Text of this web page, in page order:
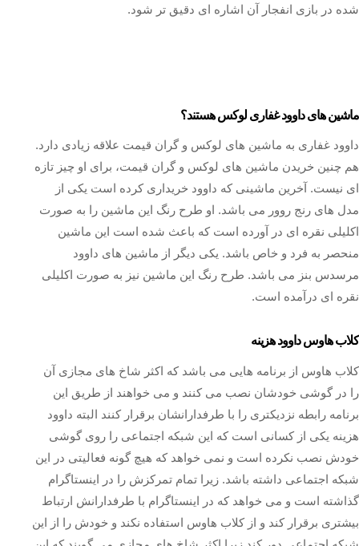
شده در بازی انفجار آن اشاره ای دقیق تر شود.
ماشین های داوود غفاری لوکس هستند؟
داوود غفاری به ماشین های لوکس و گران قیمت علاقه زیادی دارد.
هم چنین خریدن ماشین ‌های لوکس و گران قیمت، برای او چیز تازه
‌ای نیست. آخرین ماشینی که داوود خریداری کرده است یکی از
مدل ‌های رنج روور می باشد. او طرح رنگ این ماشین را به صورت
اکلیلی نقره‌ ای در آورده است که باعث شده است این ماشین
منحصر به فرد و خاص باشد. یکی دیگر از ماشین‌ های داوود
مرسدس بنز می باشد. طرح رنگ این ماشین نیز به صورت اکلیلی
نقره‌ ای درآمده است.
کلاب هاوس داوود هزینه
‏کلاب هاوس از برنامه‌ هایی می باشد که اکثر شاخ های مجازی آن
را در گوشی خودشان نصب می کنند و می خواهند از طریق این
برنامه رابطه نزدیکتری را با طرفدارانشان برقرار کنند البته داوود
هزینه یکی از کسانی است که این شبکه اجتماعی را روی گوشی
خودش نصب نکرده است و نمی‌ خواهد که هیچ گونه فعالیتی در این
شبکه اجتماعی داشته باشد. زیرا تمام تمرکزش را در اینستاگرام
گذاشته است و می‌ خواهد که در اینستاگرام با طرفدارانش ارتباط
بیشتری برقرار کند و از کلاب هاوس استفاده نکند و خودش را از این